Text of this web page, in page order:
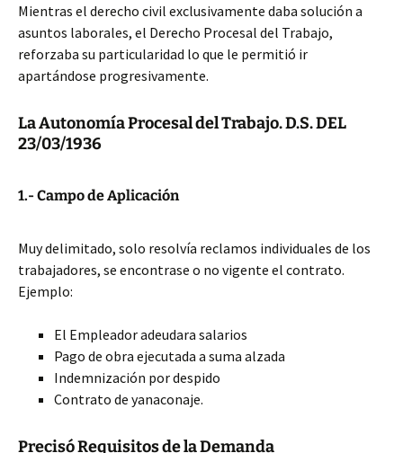
Mientras el derecho civil exclusivamente daba solución a
asuntos laborales, el Derecho Procesal del Trabajo,
reforzaba su particularidad lo que le permitió ir
apartándose progresivamente.
La Autonomía Procesal del Trabajo. D.S. DEL
23/03/1936
1.- Campo de Aplicación
Muy delimitado, solo resolvía reclamos individuales de los
trabajadores, se encontrase o no vigente el contrato.
Ejemplo:
El Empleador adeudara salarios
Pago de obra ejecutada a suma alzada
Indemnización por despido
Contrato de yanaconaje.
Precisó Requisitos de la Demanda